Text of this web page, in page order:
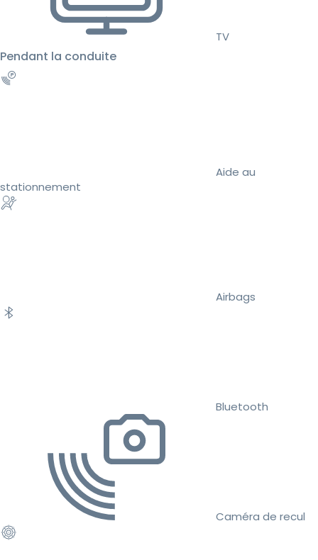
TV
Pendant la conduite
Aide au
stationnement
Airbags
Bluetooth
Caméra de recul